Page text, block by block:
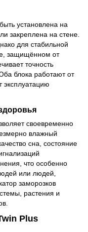
установлена на
закреплена на стене.
для стабильной
защищённом от
точность
блока работают от
эксплуатацию
своевременно
влажный
сна, состояние
что особенно
или людей,
заморозков
растения и
Plus